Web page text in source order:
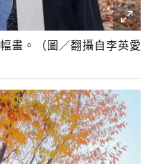
畫。（圖／翻攝自李英愛